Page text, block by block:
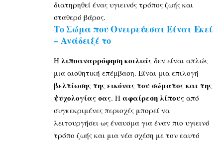
διατηρηθεί ένας υγιεινός τρόπος ζωής και
σταθερό βάρος.
Το Σώμα που Ονειρεύεσαι Είναι Εκεί
– Ανάδειξέ το
Η λιποαναρρόφηση κοιλιάς δεν είναι απλώς
μια αισθητική επέμβαση. Είναι μια επιλογή
βελτίωσης της εικόνας του σώματος και της
ψυχολογίας σας. Η αφαίρεση λίπους από
συγκεκριμένες περιοχές μπορεί να
λειτουργήσει ως έναυσμα για έναν πιο υγιεινό
τρόπο ζωής και μια νέα σχέση με τον εαυτό